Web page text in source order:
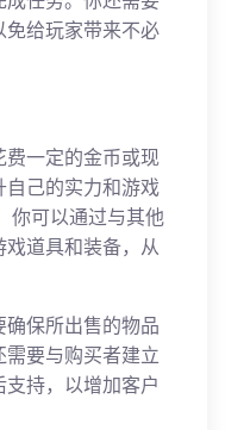
给玩家带来不必
一定的金币或现
己的实力和游戏
你可以通过与其他
道具和装备，从
保所出售的物品
要与购买者建立
持，以增加客户